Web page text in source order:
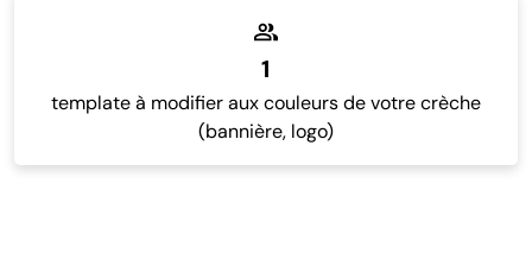
1
template à modifier aux couleurs de votre crèche
(bannière, logo)